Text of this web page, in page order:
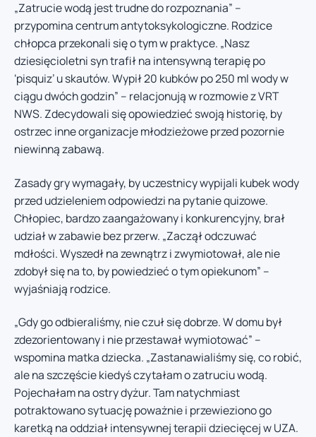
„Zatrucie wodą jest trudne do rozpoznania” –
przypomina centrum antytoksykologiczne. Rodzice
chłopca przekonali się o tym w praktyce. „Nasz
dziesięcioletni syn trafił na intensywną terapię po
‘pisquiz’ u skautów. Wypił 20 kubków po 250 ml wody w
ciągu dwóch godzin” – relacjonują w rozmowie z VRT
NWS. Zdecydowali się opowiedzieć swoją historię, by
ostrzec inne organizacje młodzieżowe przed pozornie
niewinną zabawą.
Zasady gry wymagały, by uczestnicy wypijali kubek wody
przed udzieleniem odpowiedzi na pytanie quizowe.
Chłopiec, bardzo zaangażowany i konkurencyjny, brał
udział w zabawie bez przerw. „Zaczął odczuwać
mdłości. Wyszedł na zewnątrz i zwymiotował, ale nie
zdobył się na to, by powiedzieć o tym opiekunom” –
wyjaśniają rodzice.
„Gdy go odbieraliśmy, nie czuł się dobrze. W domu był
zdezorientowany i nie przestawał wymiotować” –
wspomina matka dziecka. „Zastanawialiśmy się, co robić,
ale na szczęście kiedyś czytałam o zatruciu wodą.
Pojechałam na ostry dyżur. Tam natychmiast
potraktowano sytuację poważnie i przewieziono go
karetką na oddział intensywnej terapii dziecięcej w UZA.